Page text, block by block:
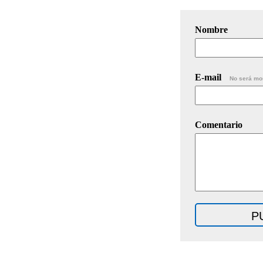
Nombre
E-mail No será
Comentario